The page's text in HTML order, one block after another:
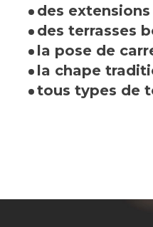
des
des terrasses
la pose de
la chape
tous types de